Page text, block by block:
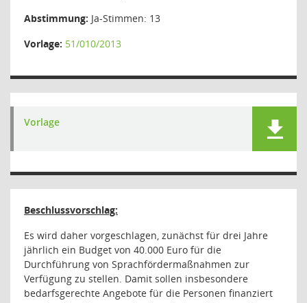
Abstimmung: Ja-Stimmen: 13
Vorlage: 51/010/2013
Vorlage
Beschlussvorschlag:
Es wird daher vorgeschlagen, zunächst für drei Jahre
jährlich ein Budget von 40.000 Euro für die
Durchführung von Sprachfördermaßnahmen zur
Verfügung zu stellen. Damit sollen insbesondere
bedarfsgerechte Angebote für die Personen finanziert